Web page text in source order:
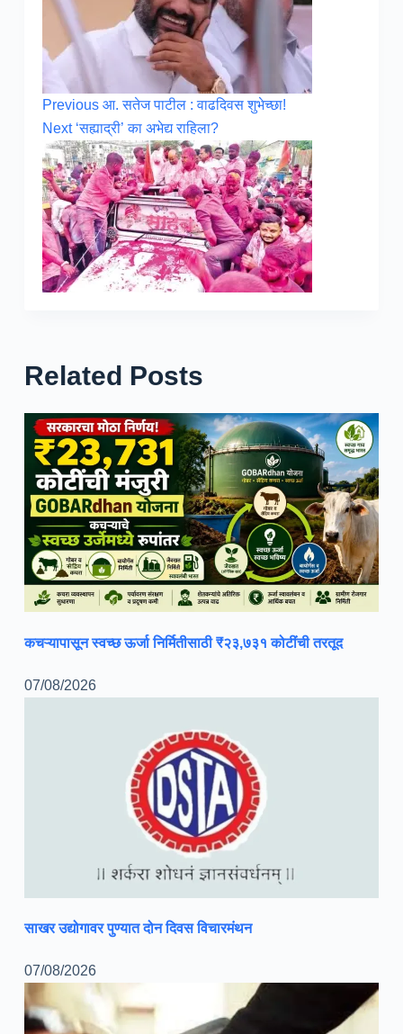
Previous आ. सतेज पाटील : वाढदिवस शुभेच्छा!
Next ‘सह्याद्री’ का अभेद्य राहिला?
Related Posts
कचऱ्यापासून स्वच्छ ऊर्जा निर्मितीसाठी ₹२३,७३१ कोटींची तरतूद
07/08/2026
साखर उद्योगावर पुण्यात दोन दिवस विचारमंथन
07/08/2026